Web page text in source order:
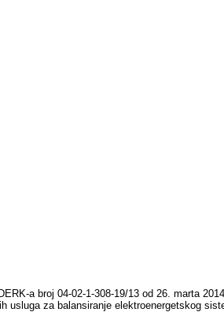
a broj 04-02-1-308-19/13 od 26. marta
usluga za balansiranje elektroenergetskog